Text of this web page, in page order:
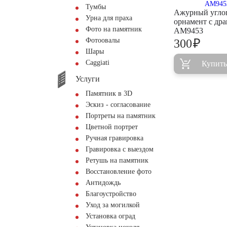
Тумбы
Урна для праха
Фото на памятник
Фотоовалы
Шары
Сaggiati
Услуги
Памятник в 3D
Эскиз - согласование
Портреты на памятник
Цветной портрет
Ручная гравировка
Гравировка с выездом
Ретушь на памятник
Восстановление фото
Антидождь
Благоустройство
Уход за могилкой
Установка оград
Ажурный
орнамент с
AM9453
300₽
Купить